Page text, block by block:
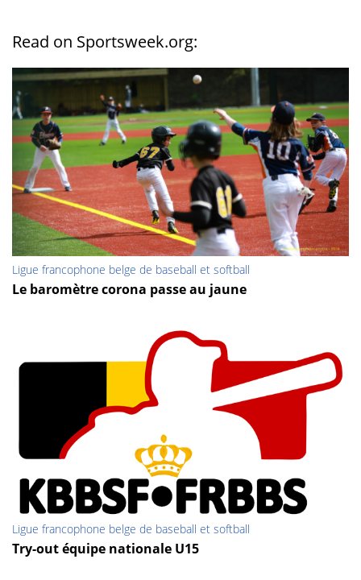
Read on Sportsweek.org:
Ligue francophone belge de baseball et softball
Le baromètre corona passe au jaune
Ligue francophone belge de baseball et softball
Try-out équipe nationale U15